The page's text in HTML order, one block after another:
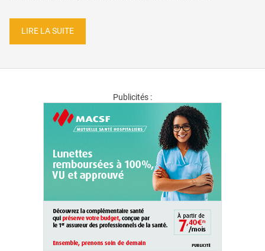
LIRE LA SUITE
Publicités :